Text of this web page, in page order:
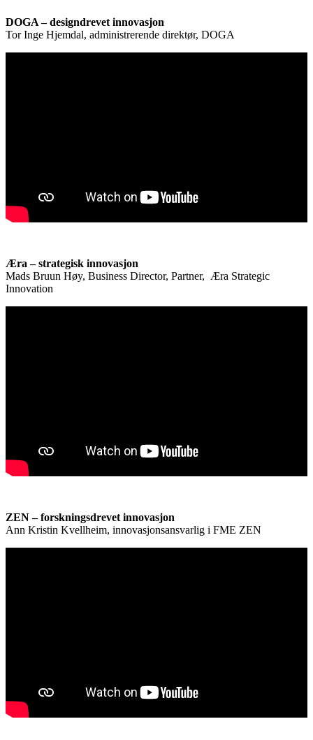
DOGA – designdrevet innovasjon
Tor Inge Hjemdal, administrerende direktør, DOGA
Æra – strategisk innovasjon
Mads Bruun Høy, Business Director, Partner, Æra Strategic
Innovation
ZEN – forskningsdrevet innovasjon
Ann Kristin Kvellheim, innovasjonsansvarlig i FME ZEN